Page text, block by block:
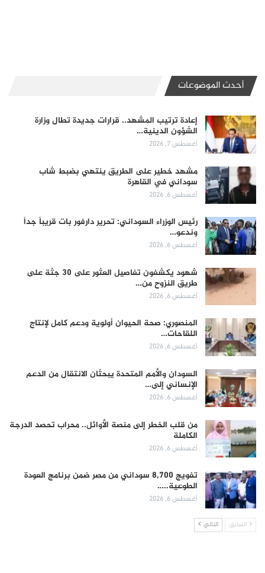
أحدث الموضوعات
إعادة ترتيب المشهد.. قرارات جديدة تطال وزارة
الشؤون الدينية…
أغسطس 7, 2026
مشهد خطير على الطريق ينتهي بضبط شاب
سوداني في القاهرة
أغسطس 6, 2026
رئيس الوزراء السوداني: تحرير دارفور بات قريباً جداً
وندعو…
أغسطس 6, 2026
شهود يكشفون تفاصيل العثور على 30 جثة على
طريق النزوح من…
أغسطس 6, 2026
المنصوري: صحة الحيوان أولوية ودعم كامل لإنتاج
اللقاحات…
أغسطس 6, 2026
السودان والأمم المتحدة يبحثان الانتقال من الدعم
الإنساني إلى…
أغسطس 6, 2026
من قلب الخطر إلى منصة الأوائل.. محراب تحصد الدرجة
الكاملة
أغسطس 6, 2026
تفويج 8,700 سوداني من مصر ضمن برنامج العودة
الطوعية..…
أغسطس 6, 2026
السابق التالي